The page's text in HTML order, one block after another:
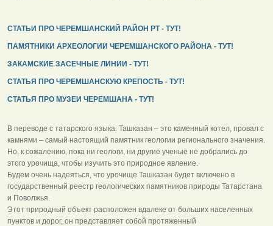
СТАТЬИ ПРО ЧЕРЕМШАНСКИЙ РАЙОН РТ - ТУТ!
ПАМЯТНИКИ АРХЕОЛОГИИ ЧЕРЕМШАНСКОГО РАЙОНА - ТУТ!
ЗАКАМСКИЕ ЗАСЕЧНЫЕ ЛИНИИ - ТУТ!
СТАТЬЯ ПРО ЧЕРЕМШАНСКУЮ КРЕПОСТЬ - ТУТ!
СТАТЬЯ ПРО МУЗЕИ ЧЕРЕМШАНА - ТУТ!
В переводе с татарского языка: Ташказан – это каменный котел, провал с
камнями – самый настоящий памятник геологии регионального значения.
Но, к сожалению, пока ни геологи, ни другие ученые не добрались до
этого урочища, чтобы изучить это природное явление.
Будем очень надеяться, что урочище Ташказан будет включено в
государственный реестр геологических памятников природы Татарстана
и Поволжья.
Этот природный объект расположен вдалеке от больших населенных
пунктов и дорог, он представляет собой протяженный